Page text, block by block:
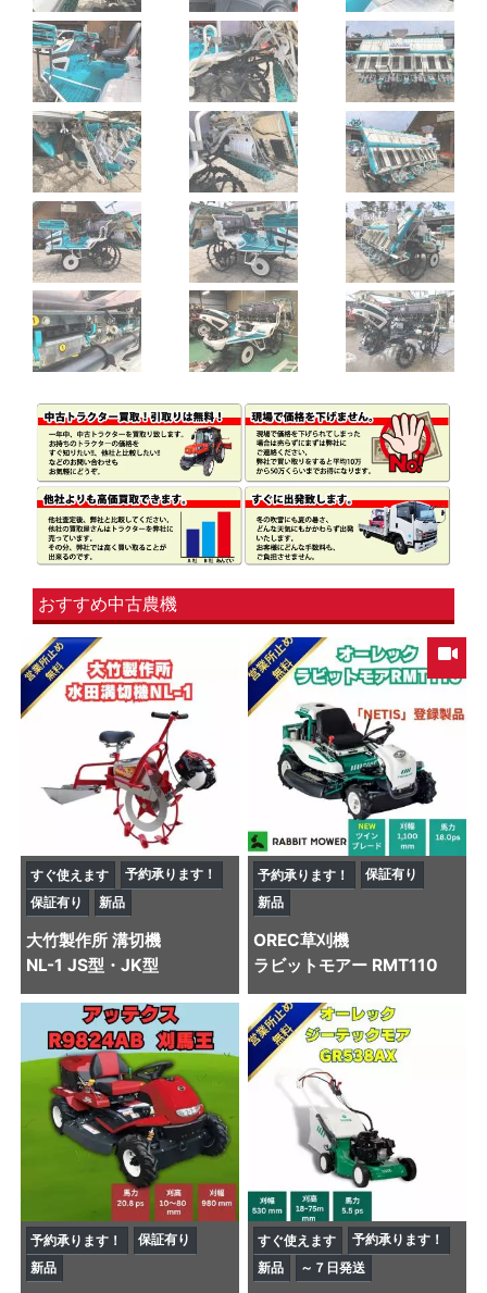
おすすめ中古農機
すぐ使えます
予約承ります！
保証有り
新品
大竹製作所 溝切機
NL-1 JS型・JK型
予約承ります！
保証有り
新品
OREC草刈機
ラビットモアー RMT110
予約承ります！
保証有り
新品
すぐ使えます
予約承ります！
新品
～７日発送